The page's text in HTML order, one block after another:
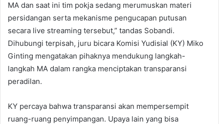
MA dan saat ini tim pokja sedang merumuskan materi
persidangan serta mekanisme pengucapan putusan
secara live streaming tersebut,” tandas Sobandi.
Dihubungi terpisah, juru bicara Komisi Yudisial (KY) Miko
Ginting mengatakan pihaknya mendukung langkah-
langkah MA dalam rangka menciptakan transparansi
peradilan.
KY percaya bahwa transparansi akan mempersempit
ruang-ruang penyimpangan. Upaya lain yang bisa